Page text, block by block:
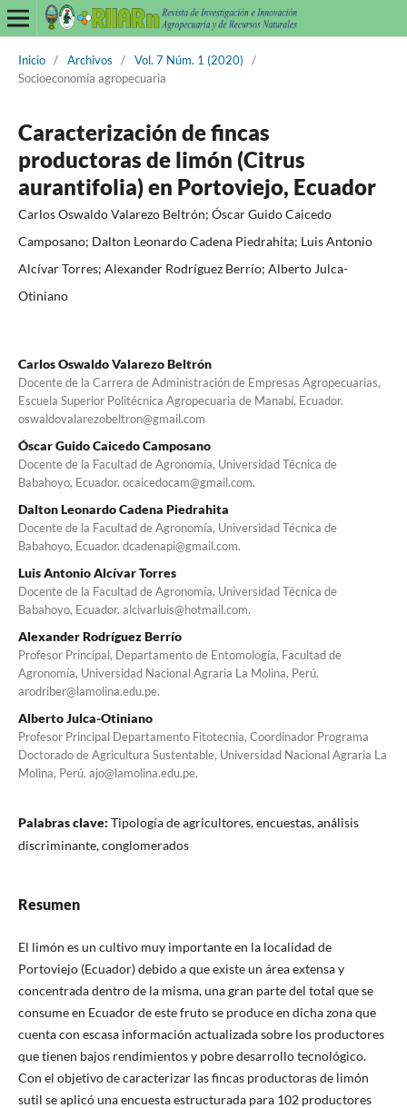
Inicio / Archivos / Vol. 7 Núm. 1 (2020)
/
Socioeconomía agropecuaria
Caracterización de fincas
productoras de limón (Citrus
aurantifolia) en Portoviejo, Ecuador
Carlos Oswaldo Valarezo Beltrón; Óscar Guido Caicedo
Camposano; Dalton Leonardo Cadena Piedrahita; Luis Antonio
Alcívar Torres; Alexander Rodríguez Berrío; Alberto Julca-
Otiniano
Carlos Oswaldo Valarezo Beltrón
Docente de la Carrera de Administración de Empresas Agropecuarias,
Escuela Superior Politécnica Agropecuaria de Manabí, Ecuador.
oswaldovalarezobeltron@gmail.com
Óscar Guido Caicedo Camposano
Docente de la Facultad de Agronomía, Universidad Técnica de
Babahoyo, Ecuador. ocaicedocam@gmail.com.
Dalton Leonardo Cadena Piedrahita
Docente de la Facultad de Agronomía, Universidad Técnica de
Babahoyo, Ecuador. dcadenapi@gmail.com.
Luis Antonio Alcívar Torres
Docente de la Facultad de Agronomía, Universidad Técnica de
Babahoyo, Ecuador. alcivarluis@hotmail.com.
Alexander Rodríguez Berrío
Profesor Principal, Departamento de Entomología, Facultad de
Agronomía, Universidad Nacional Agraria La Molina, Perú.
arodriber@lamolina.edu.pe.
Alberto Julca-Otiniano
Profesor Principal Departamento Fitotecnia, Coordinador Programa
Doctorado de Agricultura Sustentable, Universidad Nacional Agraria La
Molina, Perú. ajo@lamolina.edu.pe.
Palabras clave: Tipología de agricultores, encuestas, análisis
discriminante, conglomerados
Resumen
El limón es un cultivo muy importante en la localidad de
Portoviejo (Ecuador) debido a que existe un área extensa y
concentrada dentro de la misma, una gran parte del total que se
consume en Ecuador de este fruto se produce en dicha zona que
cuenta con escasa información actualizada sobre los productores
que tienen bajos rendimientos y pobre desarrollo tecnológico.
Con el objetivo de caracterizar las fincas productoras de limón
sutil se aplicó una encuesta estructurada para 102 productores